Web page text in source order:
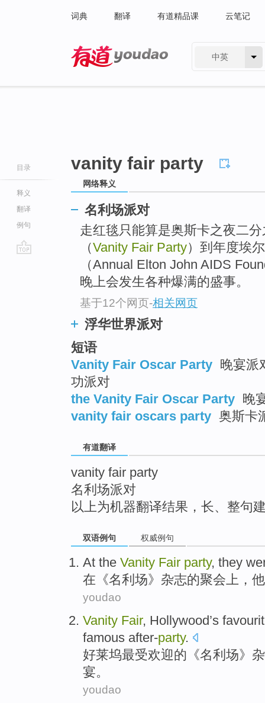
词典 翻译 有道精品课 云笔记
中英
目录
释义
翻译
例句
vanity fair party
网络释义
名利场派对
走红毯只能算是奥斯卡之夜二
（Vanity Fair Party）到年度埃
（Annual Elton John AIDS
晚上会发生各种爆满的盛事。
基于12个网页-相关网页
浮华世界派对
短语
Vanity Fair Oscar Party 晚宴派
功派对
the Vanity Fair Oscar Party 晚
vanity fair oscars party 奥斯卡
有道翻译
vanity fair party
名利场派对
以上为机器翻译结果，长、整句
双语例句 权威例句
At the Vanity Fair party, they
在 《名利场》杂志的聚会上 ，
youdao
Vanity Fair, Hollywood’s
famous after-party.
好莱坞最受欢迎的 《名利场》
宴。
youdao